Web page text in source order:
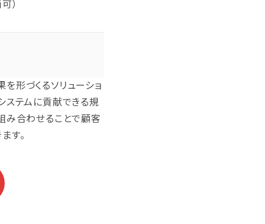
）
形づくるソリューショ
ステムに貢献できる規
み合わせることで顧客
す。